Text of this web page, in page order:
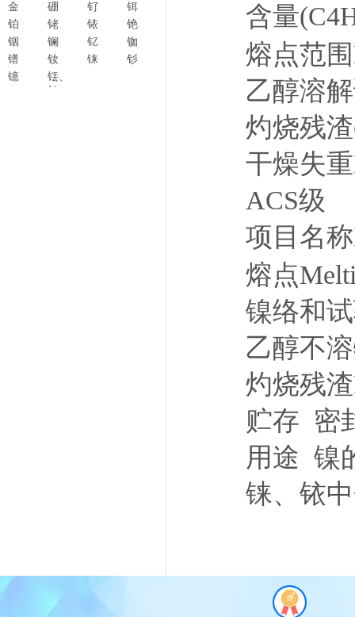
金
硼 钌
铒
铂
铑 铱
铯
铟
镧 钇
铷
镨
钕 铼
钐
镱
铥、
钆、
含量
熔点
乙醇
灼烧残
干燥
ACS级
项目
熔点
镍络和
乙醇
灼烧
贮存 密
用途 镍
铼、铱